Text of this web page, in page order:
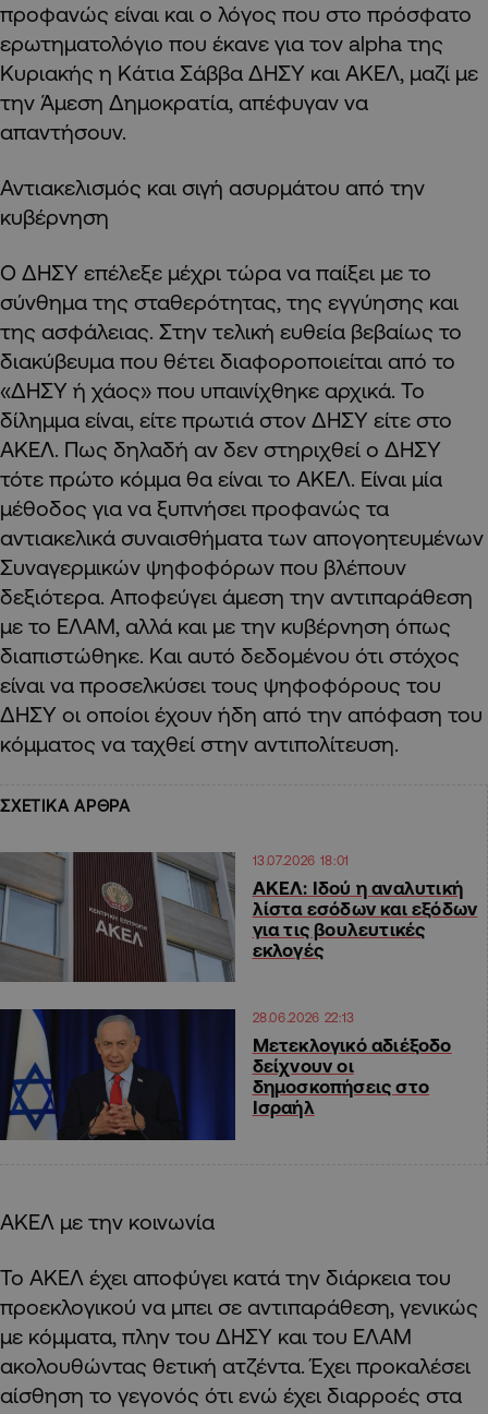
προφανώς είναι και ο λόγος που στο πρόσφατο
ερωτηματολόγιο που έκανε για τον alpha της
Κυριακής η Κάτια Σάββα ΔΗΣΥ και ΑΚΕΛ, μαζί με
την Άμεση Δημοκρατία, απέφυγαν να
απαντήσουν.
Αντιακελισμός και σιγή ασυρμάτου από την
κυβέρνηση
Ο ΔΗΣΥ επέλεξε μέχρι τώρα να παίξει με το
σύνθημα της σταθερότητας, της εγγύησης και
της ασφάλειας. Στην τελική ευθεία βεβαίως το
διακύβευμα που θέτει διαφοροποιείται από το
«ΔΗΣΥ ή χάος» που υπαινίχθηκε αρχικά. Το
δίλημμα είναι, είτε πρωτιά στον ΔΗΣΥ είτε στο
ΑΚΕΛ. Πως δηλαδή αν δεν στηριχθεί ο ΔΗΣΥ
τότε πρώτο κόμμα θα είναι το ΑΚΕΛ. Είναι μία
μέθοδος για να ξυπνήσει προφανώς τα
αντιακελικά συναισθήματα των απογοητευμένων
Συναγερμικών ψηφοφόρων που βλέπουν
δεξιότερα. Αποφεύγει άμεση την αντιπαράθεση
με το ΕΛΑΜ, αλλά και με την κυβέρνηση όπως
διαπιστώθηκε. Και αυτό δεδομένου ότι στόχος
είναι να προσελκύσει τους ψηφοφόρους του
ΔΗΣΥ οι οποίοι έχουν ήδη από την απόφαση του
κόμματος να ταχθεί στην αντιπολίτευση.
ΣΧΕΤΙΚΑ ΑΡΘΡΑ
13.07.2026 18:01
ΑΚΕΛ: Ιδού η αναλυτική
λίστα εσόδων και εξόδων
για τις βουλευτικές
εκλογές
28.06.2026 22:13
Μετεκλογικό αδιέξοδο
δείχνουν οι
δημοσκοπήσεις στο
Ισραήλ
ΑΚΕΛ με την κοινωνία
Το ΑΚΕΛ έχει αποφύγει κατά την διάρκεια του
προεκλογικού να μπει σε αντιπαράθεση, γενικώς
με κόμματα, πλην του ΔΗΣΥ και του ΕΛΑΜ
ακολουθώντας θετική ατζέντα. Έχει προκαλέσει
αίσθηση το γεγονός ότι ενώ έχει διαρροές στα